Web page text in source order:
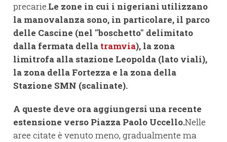
precarie.Le zone in cui i nigeriani utilizzano
la manovalanza sono, in particolare, il parco
delle Cascine (nel "boschetto" delimitato
dalla fermata della tramvia), la zona
limitrofa alla stazione Leopolda (lato viali),
la zona della Fortezza e la zona della
Stazione SMN (scalinate).
A queste deve ora aggiungersi una recente
estensione verso Piazza Paolo Uccello.Nelle
aree citate è venuto meno, gradualmente ma